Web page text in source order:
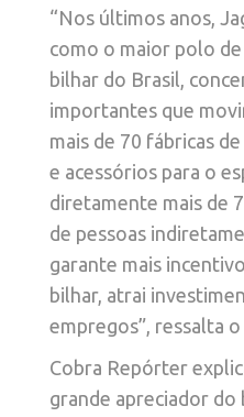
“Nos últimos anos,
como o maior polo
bilhar do Brasil,
importantes que
mais de 70 fábricas
e acessórios para o
diretamente mais de
de pessoas
garante mais
bilhar, atrai
empregos”, ressalta
Cobra Repórter
grande apreciador do